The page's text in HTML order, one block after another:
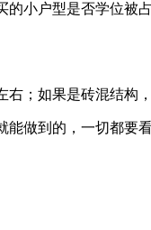
户型是否学位被
如果是砖混结构
到的，一切都要